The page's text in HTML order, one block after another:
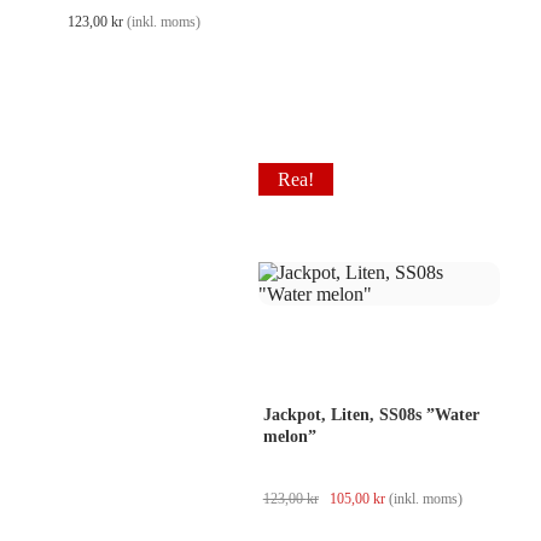
123,00 kr (inkl. moms)
Rea!
Jackpot, Liten, SS08s ”Water
melon”
123,00kr
Det
105,00 krDet
(inkl. moms)